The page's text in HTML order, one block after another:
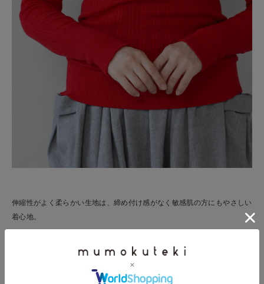
伸縮性がよく柔らかい生地は、締め付け感がなく敏感肌の方にもやさしい
着心地。